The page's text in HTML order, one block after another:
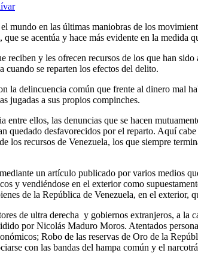
mundo en las últimas maniobras de los
que se acentúa y hace más evidente en la
reciben y les ofrecen recursos de los que han
cuando se reparten los efectos del delito.
la delincuencia común que frente al dinero mal
jugadas a sus propios compinches.
entre ellos, las denuncias que se hacen
quedado desfavorecidos por el reparto. Aquí
los recursos de Venezuela, los que siempre
un artículo publicado por varios medios
y vendiéndose en el exterior como
de la República de Venezuela, en el exterior,
de ultra derecha y gobiernos extranjeros, a
por Nicolás Maduro Moros. Atentados
Robo de las reservas de Oro de la
con las bandas del hampa común y el